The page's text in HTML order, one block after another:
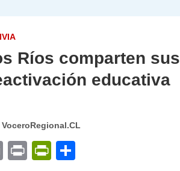
Ríos comparten sus
educativa
E
P
P